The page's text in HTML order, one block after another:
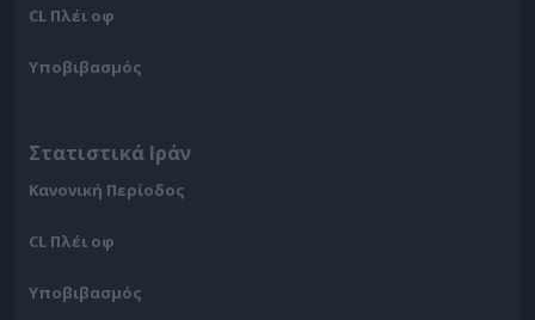
CL Πλέι οφ
Υποβιβασμός
Στατιστικά Ιράν
Κανονική Περίοδος
CL Πλέι οφ
Υποβιβασμός